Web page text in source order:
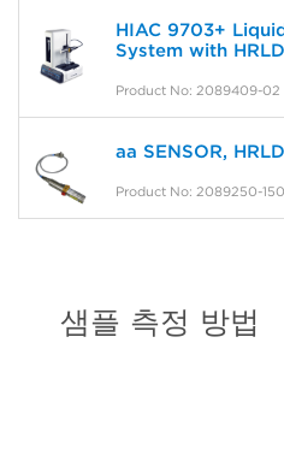
HIAC 9703+
System with
Product No: 2089409-02
aa SENSOR,
Product No: 2089250-150
샘플 측정 방법